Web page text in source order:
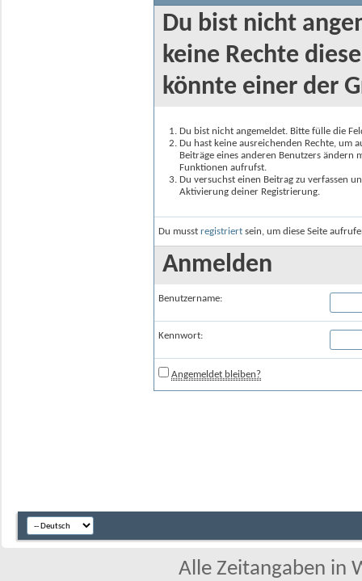
Du bist nicht
keine Rechte
könnte einer der
Du bist nicht angemeldet. Bitte fülle die
Du hast keine ausreichenden Rechte, um
Beiträge eines anderen Benutzers
Funktionen aufrufst.
Du versuchst einen Beitrag zu verfassen
Aktivierung deiner Registrierung.
Du musst registriert sein, um diese Seite
Anmelden
Benutzername:
Kennwort:
Angemeldet bleiben?
Alle Zeitangaben in